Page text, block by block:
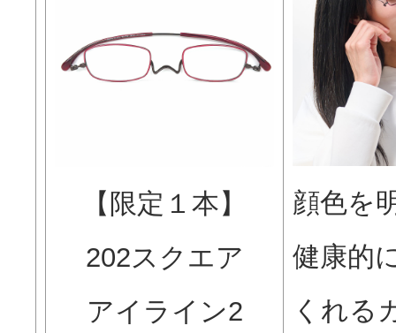
【限定１本】
202スクエア
アイライン2
顔色を
健康的
くれる